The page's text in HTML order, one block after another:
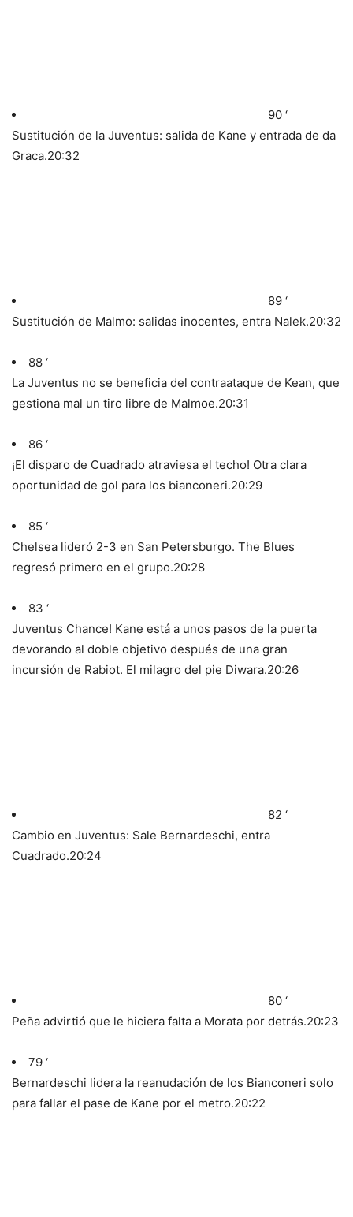
90 ‘
Sustitución de la Juventus: salida de Kane y entrada de da
Graca.20:32
89 ‘
Sustitución de Malmo: salidas inocentes, entra Nalek.20:32
88 ‘
La Juventus no se beneficia del contraataque de Kean, que
gestiona mal un tiro libre de Malmoe.20:31
86 ‘
¡El disparo de Cuadrado atraviesa el techo! Otra clara
oportunidad de gol para los bianconeri.20:29
85 ‘
Chelsea lideró 2-3 en San Petersburgo. The Blues
regresó primero en el grupo.20:28
83 ‘
Juventus Chance! Kane está a unos pasos de la puerta
devorando al doble objetivo después de una gran
incursión de Rabiot. El milagro del pie Diwara.20:26
82 ‘
Cambio en Juventus: Sale Bernardeschi, entra
Cuadrado.20:24
80 ‘
Peña advirtió que le hiciera falta a Morata por detrás.20:23
79 ‘
Bernardeschi lidera la reanudación de los Bianconeri solo
para fallar el pase de Kane por el metro.20:22